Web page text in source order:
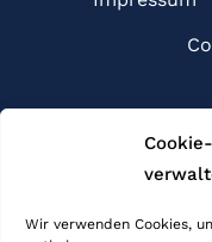
Wir verwenden Cookies,